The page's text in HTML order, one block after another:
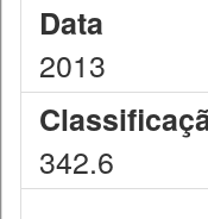
Data
2013
342.6